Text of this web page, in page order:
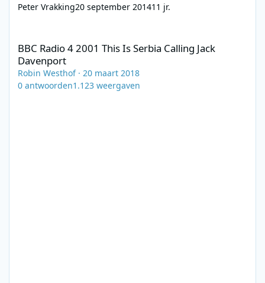
Peter Vrakking20 september 201411 jr.
BBC Radio 4 2001 This Is Serbia Calling Jack
Davenport
Robin Westhof· 20 maart 2018
0 antwoorden1.123 weergaven